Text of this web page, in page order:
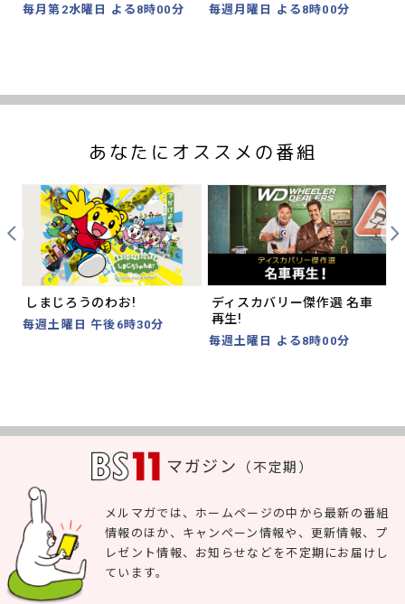
毎月第2水曜日 よる8時00分 毎週月曜日 よる8時00分
あなたにオススメの番組
しまじろうのわお!
毎週土曜日 午後6時30分
ディスカバリー傑作選 名車
再生!
毎週土曜日 よる8時00分
Prev
マガジン （不定期）
メルマガでは、ホームページの中から最新の番組
情報のほか、キャンペーン情報や、更新情報、プ
レゼント情報、お知らせなどを不定期にお届けし
ています。